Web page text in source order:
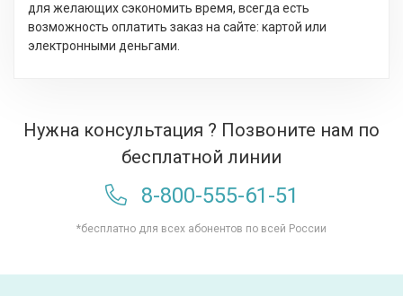
для желающих сэкономить время, всегда есть
возможность оплатить заказ на сайте: картой или
электронными деньгами.
Нужна консультация ? Позвоните нам по
бесплатной линии
8-800-555-61-51
*бесплатно для всех абонентов по всей России